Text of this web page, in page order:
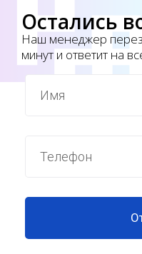
Остались
Наш менеджер
минут и ответит на